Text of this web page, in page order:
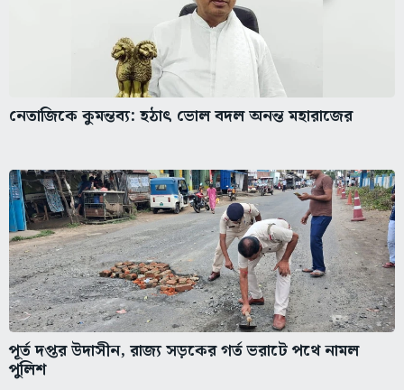
নেতাজিকে কুমন্তব্য: হঠাৎ ভোল বদল অনন্ত মহারাজের
পূর্ত দপ্তর উদাসীন, রাজ্য সড়কের গর্ত ভরাটে পথে নামল
পুলিশ